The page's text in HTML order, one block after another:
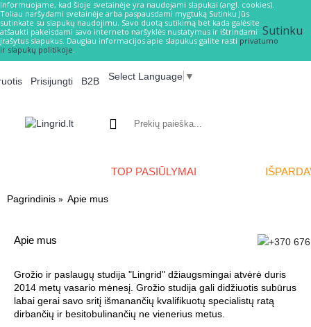
Informuojame, kad šioje svetainėje yra naudojami slapukai (angl. cookies).
Toliau naršydami svetainėje arba paspausdami mygtuką Sutinku Jūs
sutinkate su slapukų naudojimu. Savo duotą sutikimą bet kada galėsite
atšaukti pakeisdami savo interneto naršyklės nustatymus ir ištrindami
įrašytus slapukus. Daugiau informacijos apie slapukus galite rasti privatumo
ir slapukų politikoje.
Sutinku
Prisijungti B2B Select Language ▼
+370
TOP PASIŪLYMAI
Pagrindinis Apie mus
Apie mus
Grožio ir paslaugų studija "Lingrid" džiaugsmingai atvėrė duris
2014 metų vasario mėnesį. Grožio studija gali didžiuotis subūrus
labai gerai savo sritį išmanančių kvalifikuotų specialistų ratą
dirbančių ir besitobulinančių ne vienerius metus.